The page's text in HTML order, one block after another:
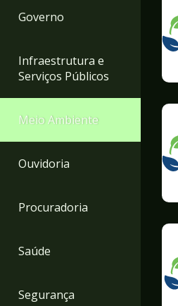
Governo
Infraestrutura e
Serviços Públicos
Meio Ambiente
Ouvidoria
Procuradoria
Saúde
Segurança